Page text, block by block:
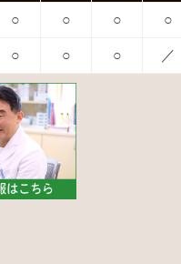
○ ○ ○ ○
○ ○ ○ ／